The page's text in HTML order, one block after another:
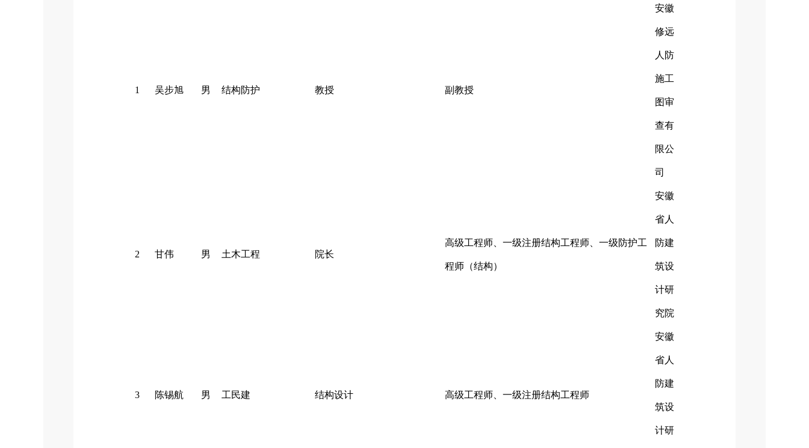
1 吴步旭 男 结构防护 教授 副教授
安徽
修远
人防
施工
图审
查有
限公
司
2 甘伟 男 土木工程 院长
高级工程师、一级注册结构工程师、一级防护工
程师（结构）
安徽
省人
防建
筑设
计研
究院
3 陈锡航 男 工民建 结构设计 高级工程师、一级注册结构工程师
安徽
省人
防建
筑设
计研